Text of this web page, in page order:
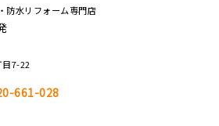
防水リフォーム専門店
7-22
661-028